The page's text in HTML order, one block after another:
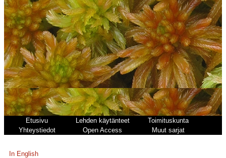
Etusivu Lehden käytänteet
Toimituskunta
Yhteystiedot
Open Access Muut sarjat
In English